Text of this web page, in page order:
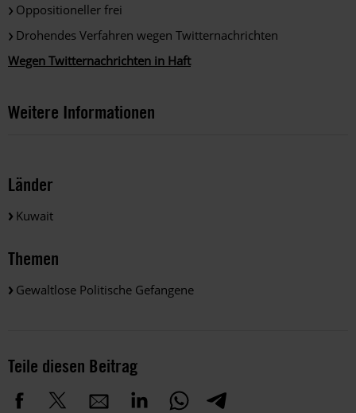
Oppositioneller frei
Drohendes Verfahren wegen Twitternachrichten
Wegen Twitternachrichten in Haft
Weitere Informationen
Länder
Kuwait
Themen
Gewaltlose Politische Gefangene
Teile diesen Beitrag